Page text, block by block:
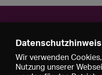
http://
Datenschutzhinweis
Wir verwenden
Nutzung unserer